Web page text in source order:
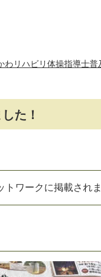
わリハビリ体操指導士普
た！
トワークに掲載されま